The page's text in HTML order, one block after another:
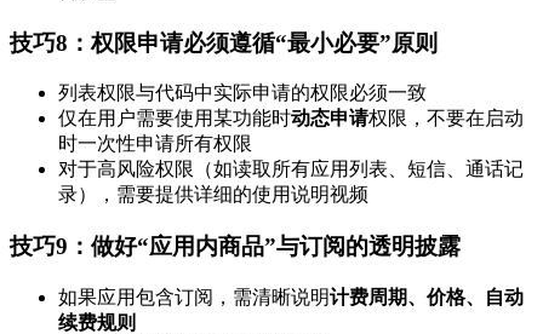
技巧8：权限申请必须遵循“最小必要”原则
列表权限与代码中实际申请的权限必须一致
仅在用户需要使用某功能时动态申请权限，不要在启动
时一次性申请所有权限
对于高风险权限（如读取所有应用列表、短信、通话记
录），需要提供详细的使用说明视频
技巧9：做好“应用内商品”与订阅的透明披露
如果应用包含订阅，需清晰说明计费周期、价格、自动
续费规则